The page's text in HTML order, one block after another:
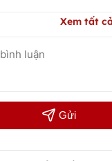
Xem tất
Gửi